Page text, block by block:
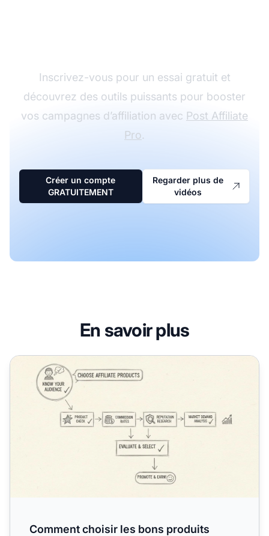
Inscrivez-vous pour un essai gratuit et
découvrez des outils puissants pour booster
vos campagnes d’affiliation avec Post Affiliate
Pro.
Créer un compte
GRATUITEMENT
Regarder plus de
vidéos
En savoir plus
Comment choisir les bons produits d'affiliation à
Comment choisir les bons produits